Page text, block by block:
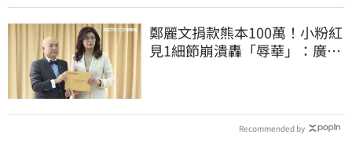
鄭麗文捐款熊本100萬！小粉紅
見1細節崩潰轟「辱華」：廣西
Recommended by